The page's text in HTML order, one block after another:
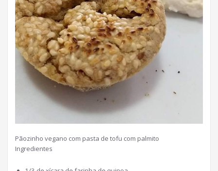
Pãozinho vegano com pasta de tofu com palmito
Ingredientes